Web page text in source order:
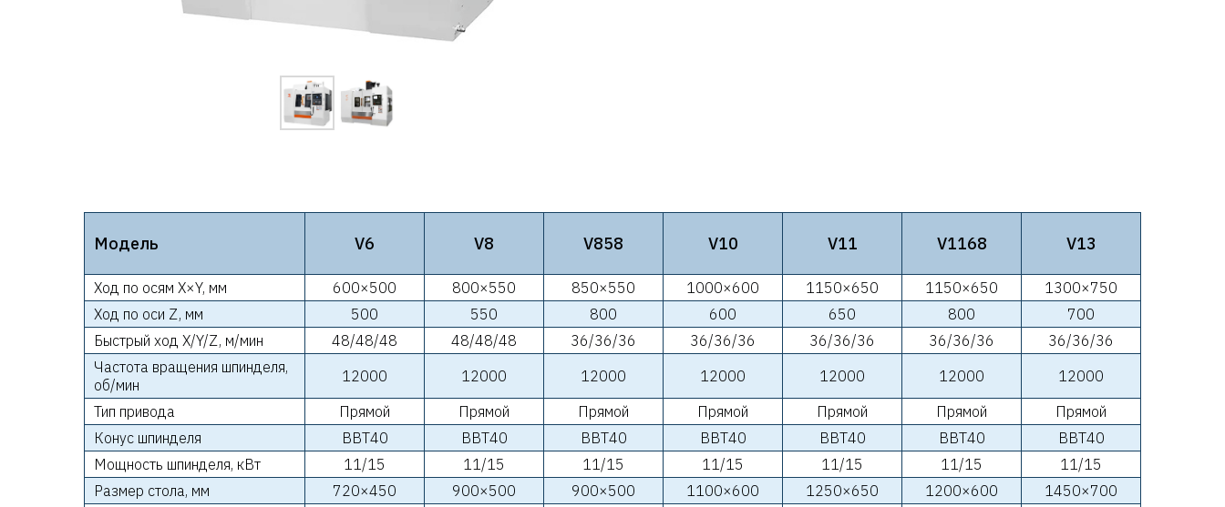
Модель V6 V8 V858 V10 V11 V1168 V13
Ход по осям X×Y, мм 600×500 800×550 850×550 1000×600 1150×650 1150×650
1300×750
Ход по оси Z, мм
500 550 800 600 650 800
700
Быстрый ход X/Y/Z, м/мин
48/48/48 48/48/48 36/36/36 36/36/36 36/36/36 36/36/36
36/36/36
Частота вращения шпинделя,
об/мин
12000 12000 12000 12000 12000 12000
12000
Тип привода
Прямой Прямой Прямой Прямой Прямой Прямой
Прямой
Конус шпинделя
BBT40 BBT40 BBT40 BBT40 BBT40 BBT40
BBT40
Мощность шпинделя, кВт
11/15 11/15 11/15 11/15 11/15 11/15
11/15
Размер стола, мм
720×450 900×500 900×500 1100×600 1250×650 1200×600
1450×700